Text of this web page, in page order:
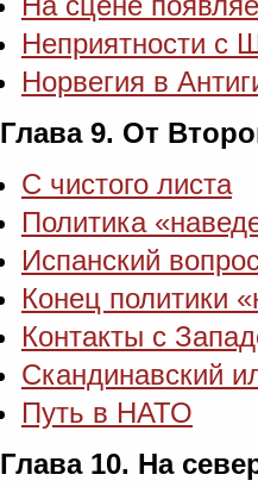
Неприятности с
Норвегия в
Глава 9. От
С чистого листа
Политика
Испанский
Конец политики
Контакты с
Скандинавский
Путь в НАТО
Глава 10. На